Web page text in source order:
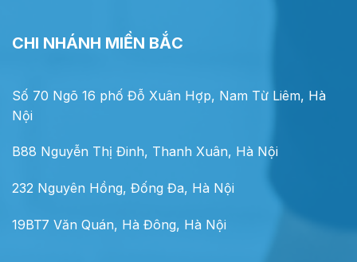
CHI NHÁNH MIỀN BẮC
Số 70 Ngõ 16 phố Đỗ Xuân Hợp, Nam Từ Liêm, Hà
Nội
B88 Nguyễn Thị Đinh, Thanh Xuân, Hà Nội
232 Nguyên Hồng, Đống Đa, Hà Nội
19BT7 Văn Quán, Hà Đông, Hà Nội